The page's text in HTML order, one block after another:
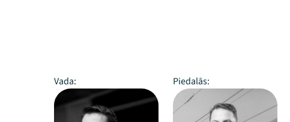
Vada:
Piedalās: